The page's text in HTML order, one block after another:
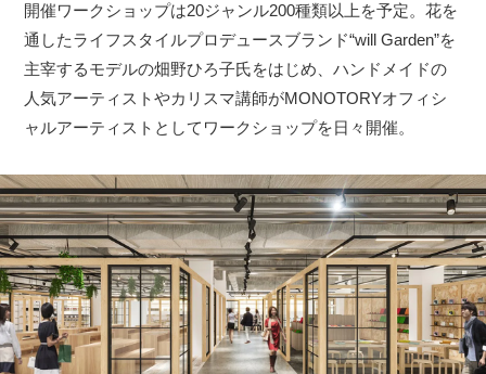
開催ワークショップは20ジャンル200種類以上を予定。花を
通したライフスタイルプロデュースブランド“will Garden”を
主宰するモデルの畑野ひろ子氏をはじめ、ハンドメイドの
人気アーティストやカリスマ講師がMONOTORYオフィシ
ャルアーティストとしてワークショップを日々開催。